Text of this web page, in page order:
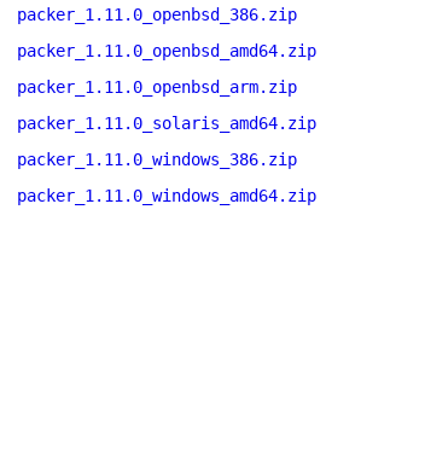
packer_1.11.0_openbsd_386.zip
packer_1.11.0_openbsd_amd64.zip
packer_1.11.0_openbsd_arm.zip
packer_1.11.0_solaris_amd64.zip
packer_1.11.0_windows_386.zip
packer_1.11.0_windows_amd64.zip